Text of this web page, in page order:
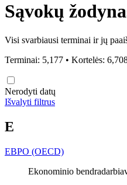
Sąvokų
Visi svarbiausi terminai ir jų
Terminai: 5,177 • Kortelės:
Nerodyti datų
Išvalyti filtrus
E
EBPO (OECD)
Ekonominio